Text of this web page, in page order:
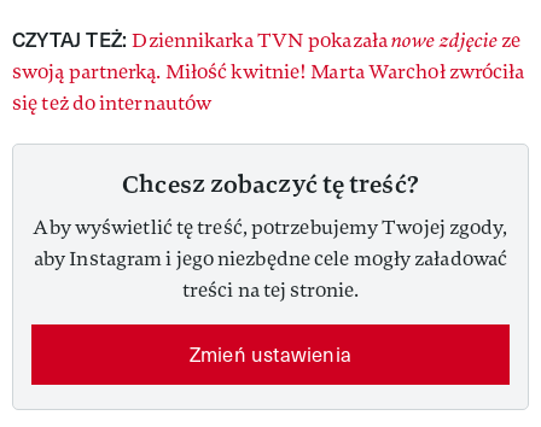
CZYTAJ TEŻ:Dziennikarka TVN pokazałanowe zdjęcieze
swoją partnerką. Miłość kwitnie! Marta Warchoł zwróciła
się też do internautów
Chcesz zobaczyć tę treść?
Aby wyświetlić tę treść, potrzebujemy Twojej zgody,
aby Instagram i jego niezbędne cele mogły załadować
treści na tej stronie.
Zmień ustawienia